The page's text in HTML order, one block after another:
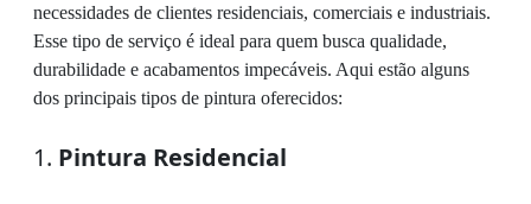
necessidades de clientes residenciais, comerciais e industriais.
Esse tipo de serviço é ideal para quem busca qualidade,
durabilidade e acabamentos impecáveis. Aqui estão alguns
dos principais tipos de pintura oferecidos:
1. Pintura Residencial